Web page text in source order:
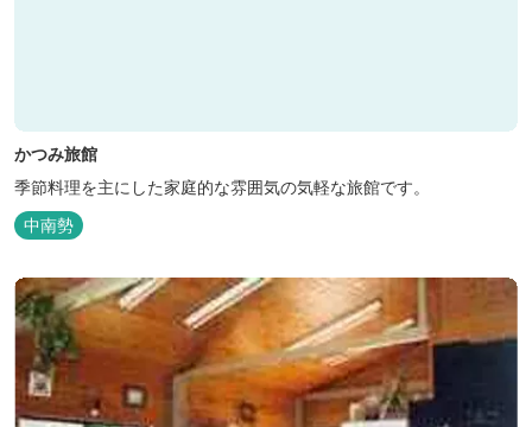
かつみ旅館
季節料理を主にした家庭的な雰囲気の気軽な旅館です。
中南勢